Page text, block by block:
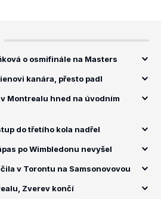
o osmifinále na Masters
kanára, přesto padl
Montrealu hned na úvodním
do třetího kola nadřel
po Wimbledonu nevyšel
v Torontu na Samsonovovou
Zverev končí